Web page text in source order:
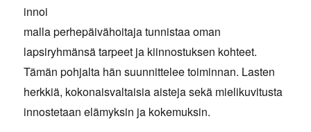
innoi
malla perhepäivähoitaja tunnistaa oman
lapsiryhmänsä tarpeet ja kiinnostuksen kohteet.
Tämän pohjalta hän suunnittelee toiminnan. Lasten
herkkiä, kokonaisvaltaisia aisteja sekä mielikuvitusta
innostetaan elämyksin ja kokemuksin.